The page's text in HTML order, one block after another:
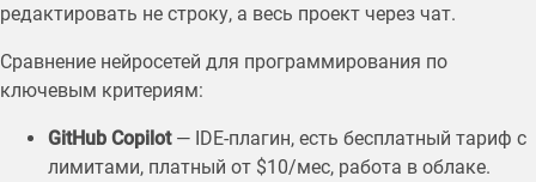
редактировать не строку, а весь проект через чат.
Сравнение нейросетей для программирования по
ключевым критериям:
GitHub Copilot— IDE-плагин, есть бесплатный тариф с
лимитами, платный от $10/мес, работа в облаке.